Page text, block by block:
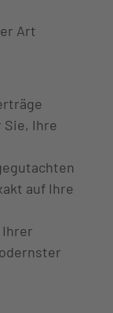
Art
Ihre
auf Ihre
Ihrer